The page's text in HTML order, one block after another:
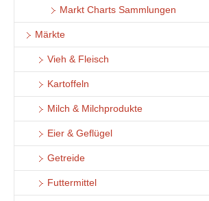
Markt Charts Sammlungen
Märkte
Vieh & Fleisch
Kartoffeln
Milch & Milchprodukte
Eier & Geflügel
Getreide
Futtermittel